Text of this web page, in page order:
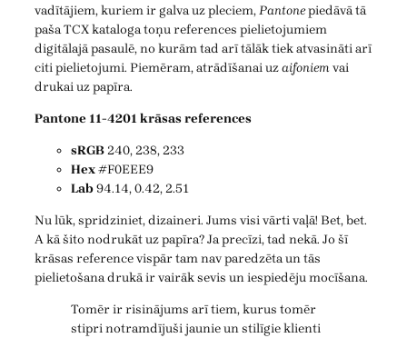
vadītājiem, kuriem ir galva uz pleciem,Pantonepiedāvā tā
paša TCX kataloga toņu references pielietojumiem
digitālajā pasaulē, no kurām tad arī tālāk tiek atvasināti arī
citi pielietojumi. Piemēram, atrādīšanai uzaifoniemvai
drukai uz papīra.
Pantone 11-4201 krāsas references
sRGB240, 238, 233
Hex#F0EEE9
Lab94.14, 0.42, 2.51
Nu lūk, spridziniet, dizaineri. Jums visi vārti vaļā! Bet, bet.
A kā šito nodrukāt uz papīra? Ja precīzi, tad nekā. Jo šī
krāsas reference vispār tam nav paredzēta un tās
pielietošana drukā ir vairāk sevis un iespiedēju mocīšana.
Tomēr ir risinājums arī tiem, kurus tomēr
stipri notramdījuši jaunie un stilīgie klienti